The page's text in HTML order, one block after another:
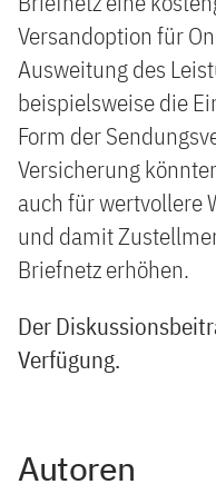
Versandoption für
Ausweitung des
beispielsweise die
Form der
Versicherung
auch für wertvollere
und damit
Briefnetz erhöhen.
Der
Verfügung.
Autoren